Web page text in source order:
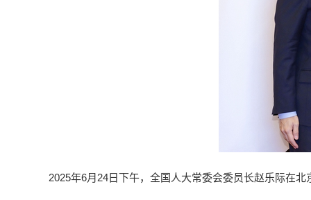
2025年6月24日下午，全国人大常委会委员长赵乐际在